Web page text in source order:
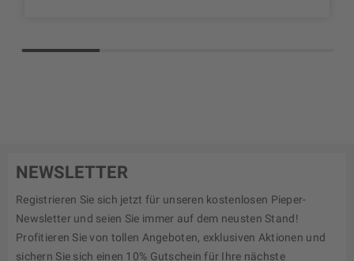
NEWSLETTER
Registrieren Sie sich jetzt für unseren kostenlosen Pieper-
Newsletter und seien Sie immer auf dem neusten Stand!
Profitieren Sie von tollen Angeboten, exklusiven Aktionen und
sichern Sie sich einen 10% Gutschein für Ihre nächste